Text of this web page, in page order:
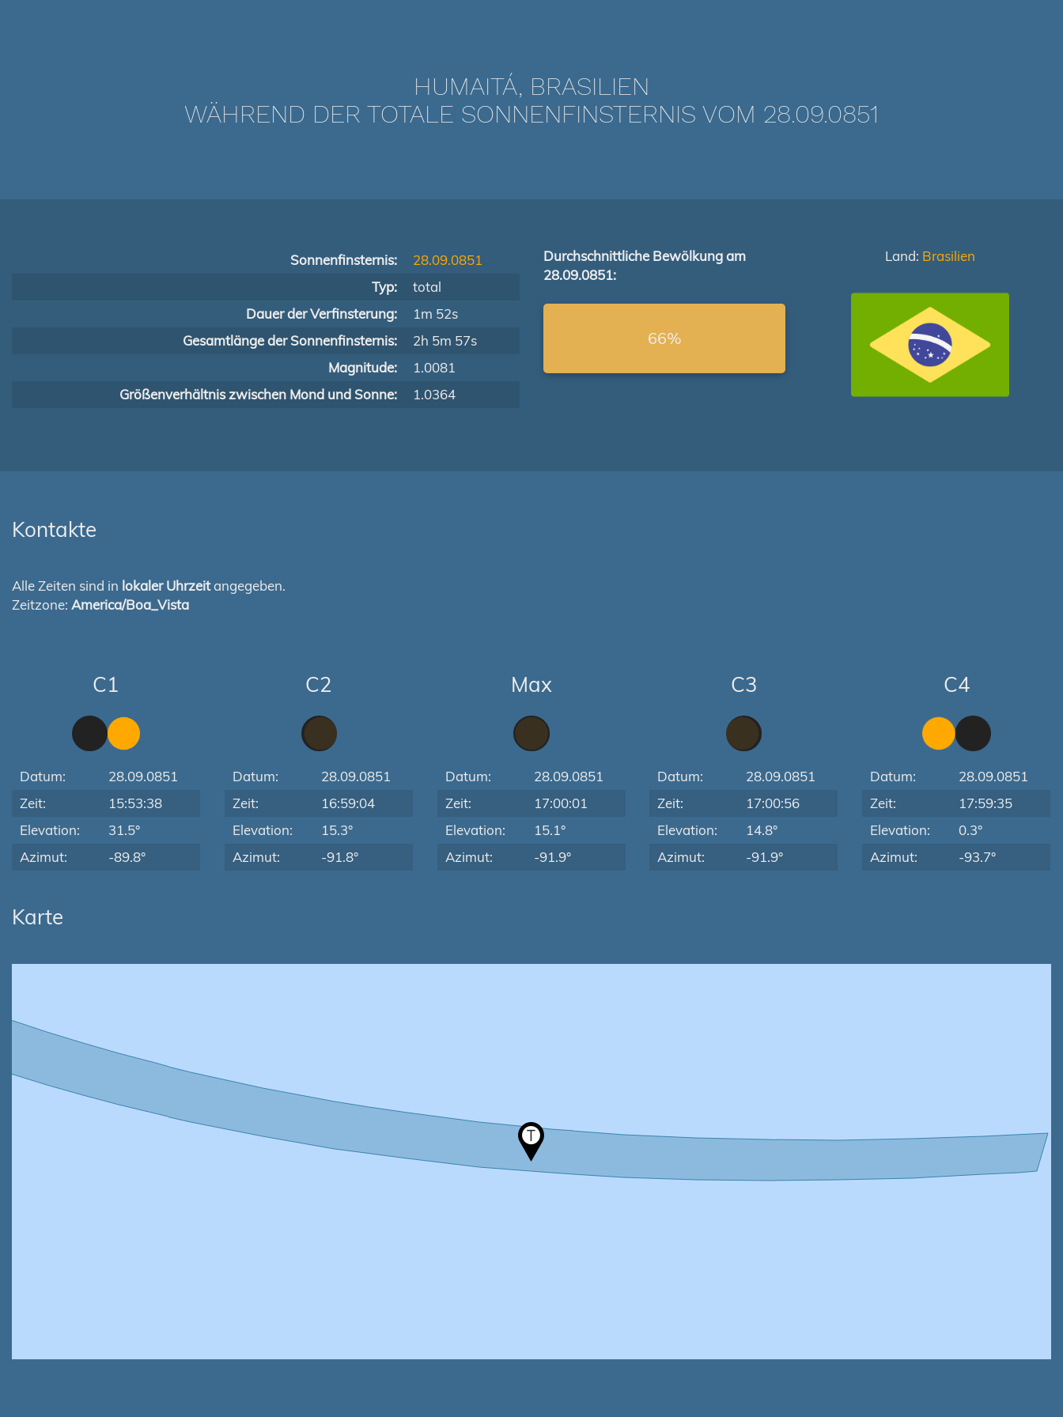
HUMAITÁ, BRASILIEN
WÄHREND DER TOTALE SONNENFINSTERNIS VOM 28.09.0851
Sonnenfinsternis:
28.09.0851
Typ:
total
Dauer der Verfinsterung:
1m 52s
Gesamtlänge der Sonnenfinsternis:
2h 5m 57s
Magnitude:
1.0081
Größenverhältnis zwischen Mond und Sonne:
1.0364
Durchschnittliche Bewölkung am
28.09.0851:
66%
Land: Brasilien
Kontakte
Alle Zeiten sind in lokaler Uhrzeitangegeben.
Zeitzone: America/Boa_Vista
C1
Datum:
28.09.0851
Zeit:
15:53:38
Elevation:
31.5°
Azimut:
-89.8°
C2
Datum:
28.09.0851
Zeit:
16:59:04
Elevation:
15.3°
Azimut:
-91.8°
Max
Datum:
28.09.0851
Zeit:
17:00:01
Elevation:
15.1°
Azimut:
-91.9°
C3
Datum:
28.09.0851
Zeit:
17:00:56
Elevation:
14.8°
Azimut:
-91.9°
C4
Datum:
28.09.0851
Zeit:
17:59:35
Elevation:
0.3°
Azimut:
-93.7°
Karte